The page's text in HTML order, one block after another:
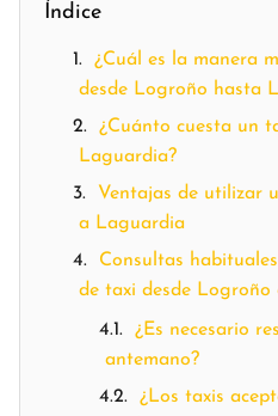
Índice
¿Cuál es la manera
desde Logroño hasta
¿Cuánto cuesta un
Laguardia?
Ventajas de utilizar
a Laguardia
Consultas
de taxi desde
¿Es necesario
antemano?
¿Los taxis